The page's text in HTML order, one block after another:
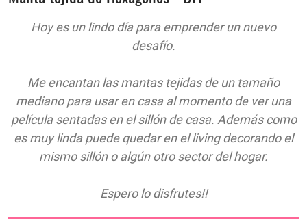
Hoy es un lindo día para emprender un nuevo
desafío.
Me encantan las mantas tejidas de un tamaño
mediano para usar en casa al momento de ver una
película sentadas en el sillón de casa. Además como
es muy linda puede quedar en el living decorando el
mismo sillón o algún otro sector del hogar.
Espero lo disfrutes!!